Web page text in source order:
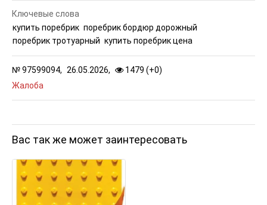
№97599094, 26.05.2026, 1479 (+0)
Жалоба
Ключевые слова
купить поребрик поребрик бордюр дорожный
поребрик тротуарный купить поребрик цена
Вас так же может заинтересовать